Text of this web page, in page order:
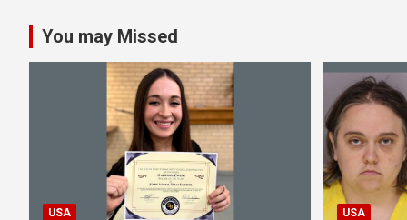
You may Missed
USA USA